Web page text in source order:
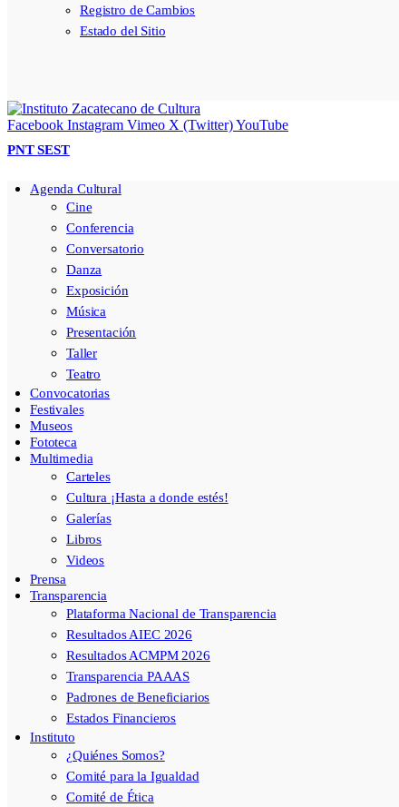
Registro de Cambios
Estado del Sitio
Facebook Instagram Vimeo X (Twitter)YouTube
PNTSEST
Agenda Cultural
Cine
Conferencia
Conversatorio
Danza
Exposición
Música
Presentación
Taller
Teatro
Convocatorias
Festivales
Museos
Fototeca
Multimedia
Carteles
Cultura ¡Hasta a donde estés!
Galerías
Libros
Videos
Prensa
Transparencia
Plataforma Nacional de Transparencia
Resultados AIEC 2026
Resultados ACMPM 2026
Transparencia PAAAS
Padrones de Beneficiarios
Estados Financieros
Instituto
¿Quiénes Somos?
Comité para la Igualdad
Comité de Ética